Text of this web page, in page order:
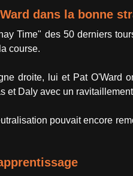
dans la bonne
Time" des 50 derniers
course.
droite, lui et Pat O'Ward
et Daly avec un
pouvait encore